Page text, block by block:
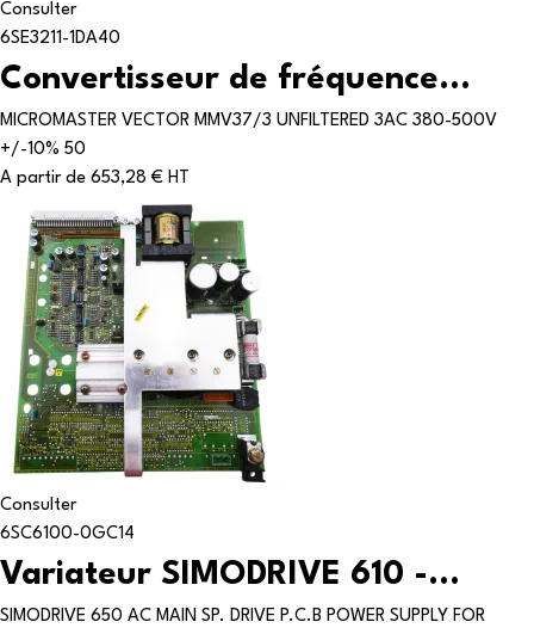
Consulter
6SE3211-1DA40
Convertisseur de fréquence...
MICROMASTER VECTOR MMV37/3 UNFILTERED 3AC 380-500V
+/-10% 50
A partir de 653,28 € HT
Consulter
6SC6100-0GC14
Variateur SIMODRIVE 610 -...
SIMODRIVE 650 AC MAIN SP. DRIVE P.C.B POWER SUPPLY FOR